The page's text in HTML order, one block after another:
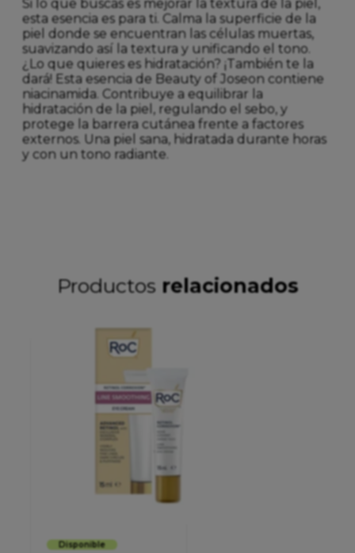
Si lo que buscas es mejorar la textura de la piel,
esta esencia es para ti. Calma la superficie de la
piel donde se encuentran las células muertas,
suavizando así la textura y unificando el tono.
¿Lo que quieres es hidratación? ¡También te la
dará! Esta esencia de Beauty of Joseon contiene
niacinamida. Contribuye a equilibrar la
hidratación de la piel, regulando el sebo, y
protege la barrera cutánea frente a factores
externos. Una piel sana, hidratada durante horas
y con un tono radiante.
Productos relacionados
Disponible